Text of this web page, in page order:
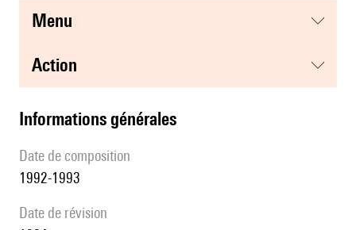
menu
action
informations générales
date de composition
1992-1993
date de révision